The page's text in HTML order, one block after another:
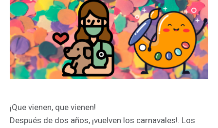
¡Que vienen, que vienen!
Después de dos años, ¡vuelven los carnavales!. Los